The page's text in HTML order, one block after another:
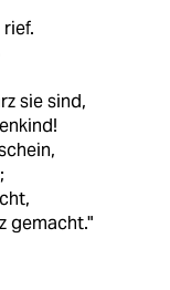
sie sind,
gemacht."